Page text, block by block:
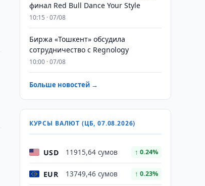
финал Red Bull Dance Your Style
10:15 · 07/08
Биржа «Тошкент» обсудила
сотрудничество с Regnology
10:00 · 07/08
Больше новостей →
КУРСЫ ВАЛЮТ (ЦБ, 07.08.2026)
USD 11915,64 сумов ↑ 0.24%
EUR 13749,46 сумов ↑ 0.23%